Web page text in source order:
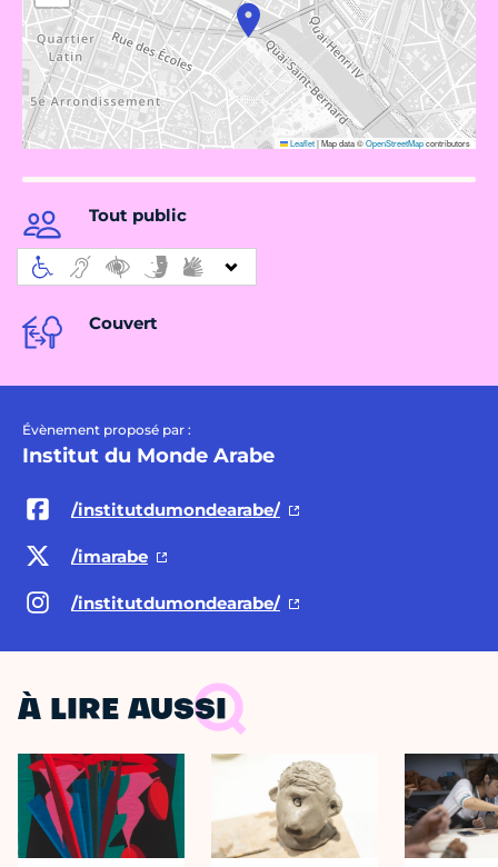
Leaflet|Map data ©OpenStreetMapcontributors
Tout public
Couvert
Évènement proposé par :
Institut du Monde Arabe
/institutdumondearabe/
/imarabe
/institutdumondearabe/
À LIRE AUSSI